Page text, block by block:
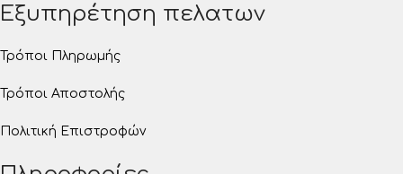
Εξυπηρέτηση πελατων
Τρόποι Πληρωμής
Τρόποι Αποστολής
Πολιτική Επιστροφών